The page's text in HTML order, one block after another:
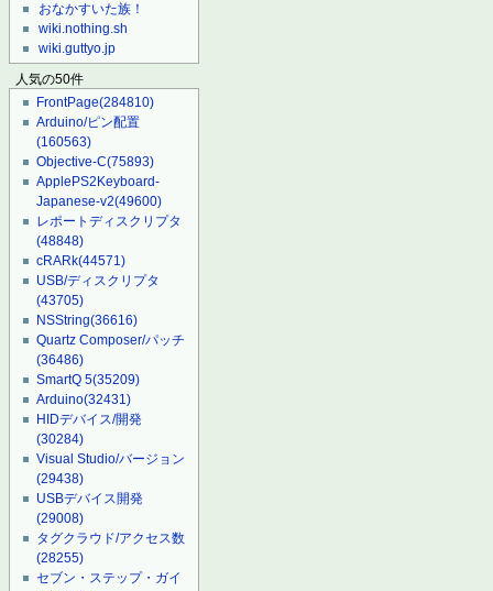
おなかすいた族！
wiki.nothing.sh
wiki.guttyo.jp
人気の50件
FrontPage(284810)
Arduino/ピン配置
(160563)
Objective-C(75893)
ApplePS2Keyboard-
Japanese-v2(49600)
レポートディスクリプタ
(48848)
cRARk(44571)
USB/ディスクリプタ
(43705)
NSString(36616)
Quartz Composer/パッチ
(36486)
SmartQ 5(35209)
Arduino(32431)
HIDデバイス/開発
(30284)
Visual Studio/バージョン
(29438)
USBデバイス開発
(29008)
タグクラウド/アクセス数
(28255)
セブン・ステップ・ガイ